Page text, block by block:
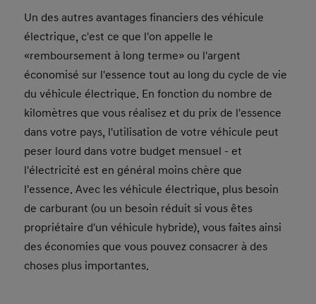
Un des autres avantages financiers des véhicule
électrique, c'est ce que l'on appelle le
«remboursement à long terme» ou l'argent
économisé sur l'essence tout au long du cycle de vie
du véhicule électrique. En fonction du nombre de
kilomètres que vous réalisez et du prix de l'essence
dans votre pays, l'utilisation de votre véhicule peut
peser lourd dans votre budget mensuel - et
l'électricité est en général moins chère que
l'essence. Avec les véhicule électrique, plus besoin
de carburant (ou un besoin réduit si vous êtes
propriétaire d'un véhicule hybride), vous faites ainsi
des économies que vous pouvez consacrer à des
choses plus importantes.